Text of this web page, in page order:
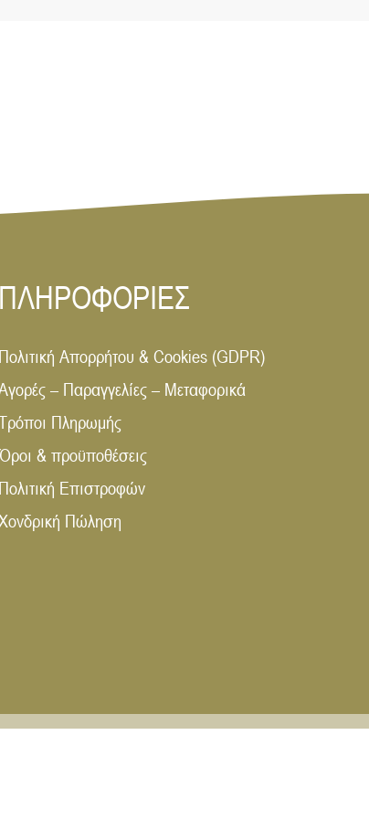
ΠΛΗΡΟΦΟΡΙΕΣ
Πολιτική Απορρήτου & Cookies (GDPR)
– Παραγγελίες – Μεταφορικά
Πληρωμής
& προϋποθέσεις
Πολιτική Επιστροφών
Χονδρική Πώληση